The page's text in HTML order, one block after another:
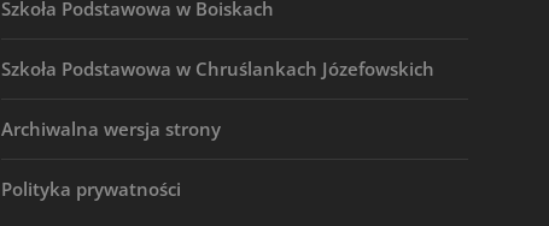
Szkoła Podstawowa w Boiskach
Szkoła Podstawowa w Chruślankach Józefowskich
Archiwalna wersja strony
Polityka prywatności